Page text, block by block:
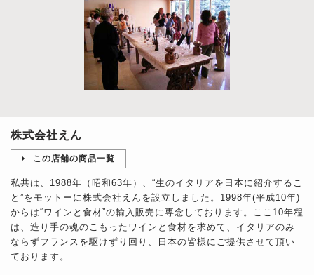
株式会社えん
この店舗の商品一覧
私共は、1988年（昭和63年）、“生のイタリアを日本に紹介するこ
と”をモットーに株式会社えんを設立しました。1998年(平成10年)
からは“ワインと食材”の輸入販売に専念しております。ここ10年程
は、造り手の魂のこもったワインと食材を求めて、イタリアのみ
ならずフランスを駆けずり回り、日本の皆様にご提供させて頂い
ております。